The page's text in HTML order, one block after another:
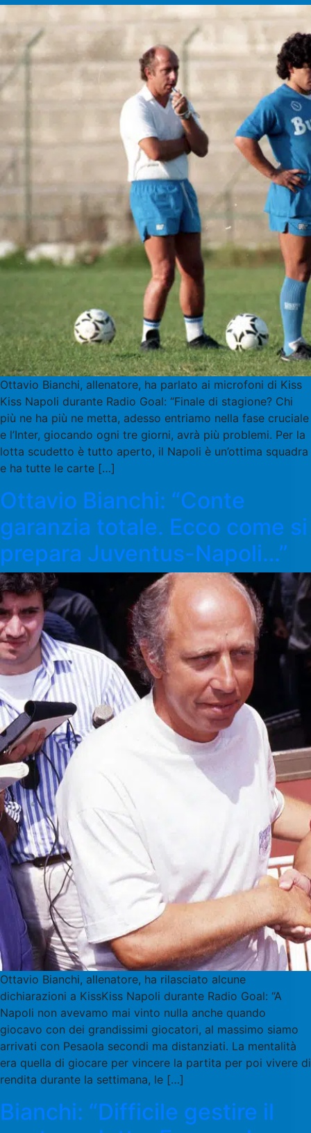
Ottavio Bianchi, allenatore, ha parlato ai microfoni di Kiss
Kiss Napoli durante Radio Goal: “Finale di stagione? Chi
più ne ha più ne metta, adesso entriamo nella fase cruciale
e l’Inter, giocando ogni tre giorni, avrà più problemi. Per la
lotta scudetto è tutto aperto, il Napoli è un’ottima squadra
e ha tutte le carte […]
Ottavio Bianchi: “Conte
garanzia totale. Ecco come si
prepara Juventus-Napoli…”
Ottavio Bianchi, allenatore, ha rilasciato alcune
dichiarazioni a KissKiss Napoli durante Radio Goal: “A
Napoli non avevamo mai vinto nulla anche quando
giocavo con dei grandissimi giocatori, al massimo siamo
arrivati con Pesaola secondi ma distanziati. La mentalità
era quella di giocare per vincere la partita per poi vivere di
rendita durante la settimana, le […]
Bianchi: “Difficile gestire il